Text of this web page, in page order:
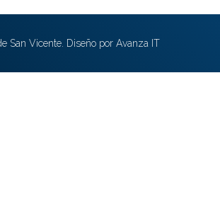
San Vicente. Diseño por Avanza IT